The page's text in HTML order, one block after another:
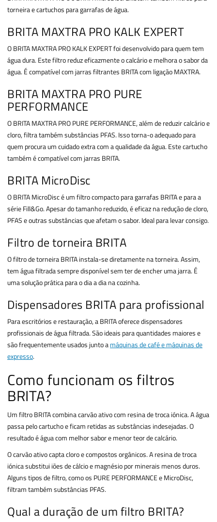
torneira e cartuchos para garrafas de água.
BRITA MAXTRA PRO KALK EXPERT
O BRITA MAXTRA PRO KALK EXPERT foi desenvolvido para quem tem
água dura. Este filtro reduz eficazmente o calcário e melhora o sabor da
água. É compatível com jarras filtrantes BRITA com ligação MAXTRA.
BRITA MAXTRA PRO PURE
PERFORMANCE
O BRITA MAXTRA PRO PURE PERFORMANCE, além de reduzir calcário e
cloro, filtra também substâncias PFAS. Isso torna-o adequado para
quem procura um cuidado extra com a qualidade da água. Este cartucho
também é compatível com jarras BRITA.
BRITA MicroDisc
O BRITA MicroDisc é um filtro compacto para garrafas BRITA e para a
série Fill&Go. Apesar do tamanho reduzido, é eficaz na redução de cloro,
PFAS e outras substâncias que afetam o sabor. Ideal para levar consigo.
Filtro de torneira BRITA
O filtro de torneira BRITA instala-se diretamente na torneira. Assim,
tem água filtrada sempre disponível sem ter de encher uma jarra. É
uma solução prática para o dia a dia na cozinha.
Dispensadores BRITA para profissional
Para escritórios e restauração, a BRITA oferece dispensadores
profissionais de água filtrada. São ideais para quantidades maiores e
são frequentemente usados junto amáquinas de café e máquinas de
expresso.
Como funcionam os filtros
BRITA?
Um filtro BRITA combina carvão ativo com resina de troca iónica. A água
passa pelo cartucho e ficam retidas as substâncias indesejadas. O
resultado é água com melhor sabor e menor teor de calcário.
O carvão ativo capta cloro e compostos orgânicos. A resina de troca
iónica substitui iões de cálcio e magnésio por minerais menos duros.
Alguns tipos de filtro, como os PURE PERFORMANCE e MicroDisc,
filtram também substâncias PFAS.
Qual a duração de um filtro BRITA?